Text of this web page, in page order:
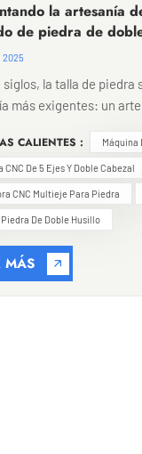
la artesanía
de piedra de
2025
siglos, la talla de piedra
más exigentes: un
sofisticada en
y trabajos en piedra
de la piedra
el corazón de
de 5 ejes y doble
hacia una producción
CALIENTES : Máquina
CNC De 5 Ejes Y Doble Cabezal
CNC Multieje Para Piedra
Piedra De Doble Husillo
MÁS